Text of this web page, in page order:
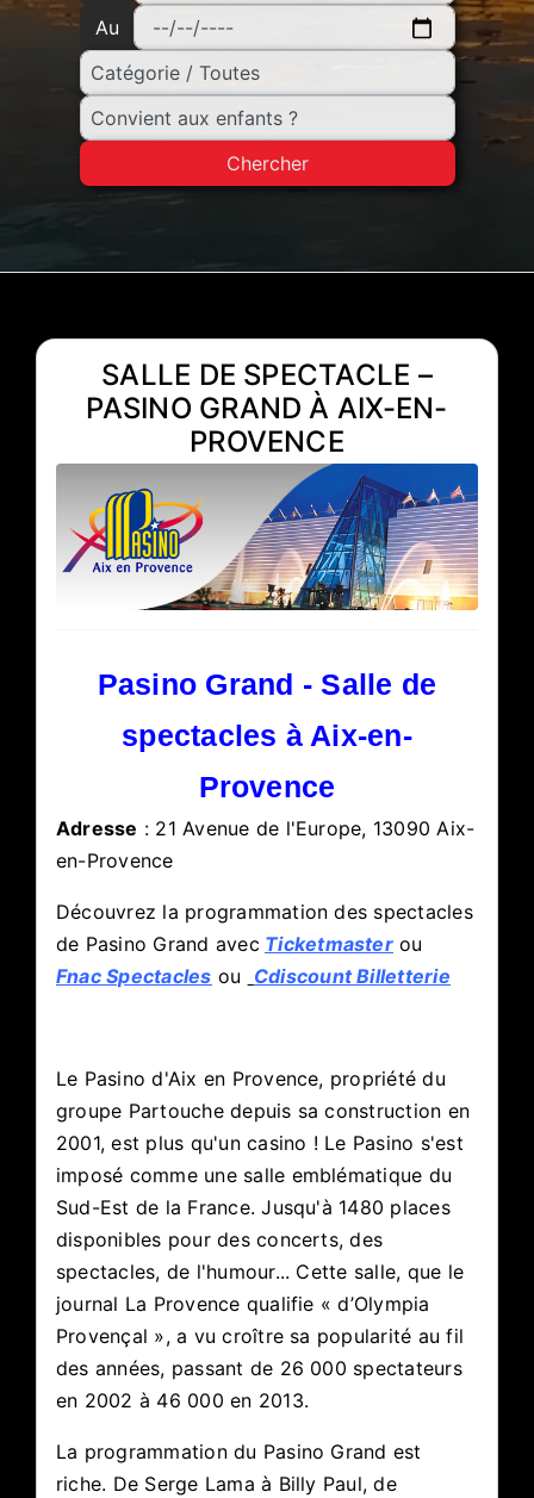
Au
Chercher
SALLE DE SPECTACLE –
PASINO GRAND À AIX-EN-
PROVENCE
Pasino Grand - Salle de
spectacles à Aix-en-
Provence
Adresse : 21 Avenue de l'Europe, 13090 Aix-
en-Provence
Découvrez la programmation des spectacles
de Pasino Grand avec Ticketmasterou
Fnac Spectacles ou Cdiscount Billetterie
Le Pasino d'Aix en Provence, propriété du
groupe Partouche depuis sa construction en
2001, est plus qu'un casino ! Le Pasino s'est
imposé comme une salle emblématique du
Sud-Est de la France. Jusqu'à 1480 places
disponibles pour des concerts, des
spectacles, de l'humour... Cette salle, que le
journal La Provence qualifie « d’Olympia
Provençal », a vu croître sa popularité au fil
des années, passant de 26 000 spectateurs
en 2002 à 46 000 en 2013.
La programmation du Pasino Grand est
riche. De Serge Lama à Billy Paul, de